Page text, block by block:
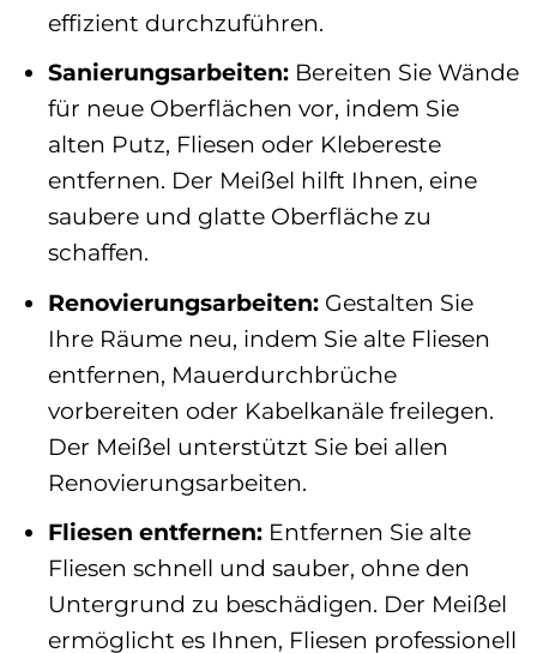
effizient durchzuführen.
Sanierungsarbeiten:Bereiten Sie Wände
für neue Oberflächen vor, indem Sie
alten Putz, Fliesen oder Klebereste
entfernen. Der Meißel hilft Ihnen, eine
saubere und glatte Oberfläche zu
schaffen.
Renovierungsarbeiten:Gestalten Sie
Ihre Räume neu, indem Sie alte Fliesen
entfernen, Mauerdurchbrüche
vorbereiten oder Kabelkanäle freilegen.
Der Meißel unterstützt Sie bei allen
Renovierungsarbeiten.
Fliesen entfernen:Entfernen Sie alte
Fliesen schnell und sauber, ohne den
Untergrund zu beschädigen. Der Meißel
ermöglicht es Ihnen, Fliesen professionell